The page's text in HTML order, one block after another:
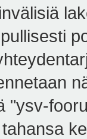
"ysv-